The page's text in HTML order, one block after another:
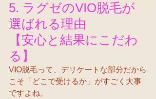
5. ラグゼのVIO脱毛が
選ばれる理由
【安心と結果にこだわ
る】
VIO脱毛って、デリケートな部分だから
こそ「どこで受けるか」がすごく大事
ですよね。